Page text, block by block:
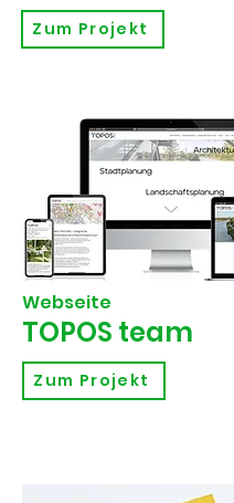
Zum Projekt
Webseite
TOPOS team
Zum Projekt